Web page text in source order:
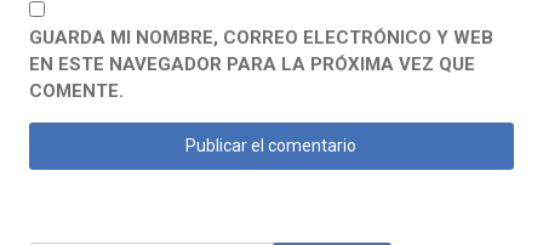
GUARDA MI NOMBRE, CORREO ELECTRÓNICO Y WEB
EN ESTE NAVEGADOR PARA LA PRÓXIMA VEZ QUE
COMENTE.